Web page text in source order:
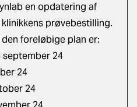
en opdatering af
prøvebestilling.
foreløbige plan er:
24
24
24